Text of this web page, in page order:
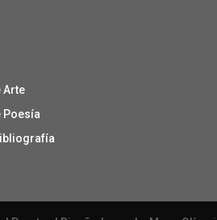
Arte
Poesía